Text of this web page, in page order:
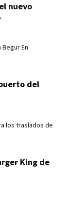
nuevo
En
del
los traslados de
King de